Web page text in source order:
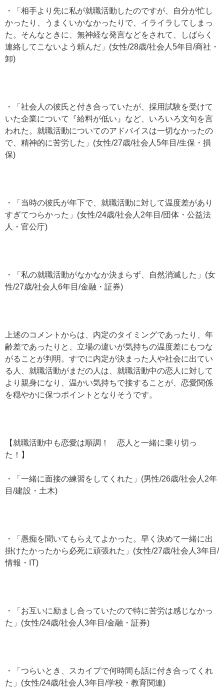
・「相手より先に私が就職活動したのですが、自分が忙し
かったり、うまくいかなかったりで、イライラしてしまっ
た。そんなときに、無神経な発言などをされて、しばらく
連絡してこないよう頼んだ」(女性/28歳/社会人5年目/商社・
卸)
・「社会人の彼氏と付き合っていたが、採用試験を受けて
いた企業について『給料が低い』など、いろいろ文句を言
われた。就職活動についてのアドバイスは一切なかったの
で、精神的に苦労した」(女性/27歳/社会人5年目/生保・損
保)
・「当時の彼氏が年下で、就職活動に対して温度差があり
すぎてつらかった」(女性/24歳/社会人2年目/団体・公益法
人・官公庁)
・「私の就職活動がなかなか決まらず、自然消滅した」(女
性/27歳/社会人6年目/金融・証券)
上述のコメントからは、内定のタイミングであったり、年
齢差であったりと、立場の違いが気持ちの温度差にもつな
がることが判明。すでに内定が決まった人や社会に出てい
る人、就職活動がまだの人は、就職活動中の恋人に対して
より親身になり、温かい気持ちで接することが、恋愛関係
を穏やかに保つポイントとなりそうです。
【就職活動中も恋愛は順調！ 恋人と一緒に乗り切っ
た！】
・「一緒に面接の練習をしてくれた」(男性/26歳/社会人2年
目/建設・土木)
・「愚痴を聞いてもらえてよかった。早く決めて一緒に出
掛けたかったから必死に頑張れた」(女性/27歳/社会人3年目/
情報・IT)
・「お互いに励まし合っていたので特に苦労は感じなかっ
た」(女性/24歳/社会人3年目/金融・証券)
・「つらいとき、スカイプで何時間も話に付き合ってくれ
た」(女性/24歳/社会人3年目/学校・教育関連)